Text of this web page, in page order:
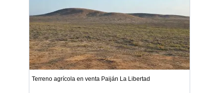
Terreno agrícola en venta Paiján La Libertad